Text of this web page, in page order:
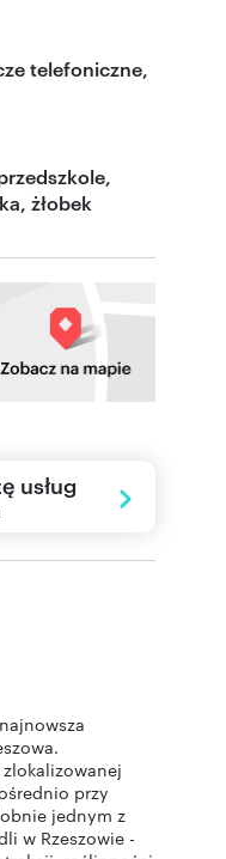
telefoniczne,
żłobek
usług
przy
jednym z
w Rzeszowie -